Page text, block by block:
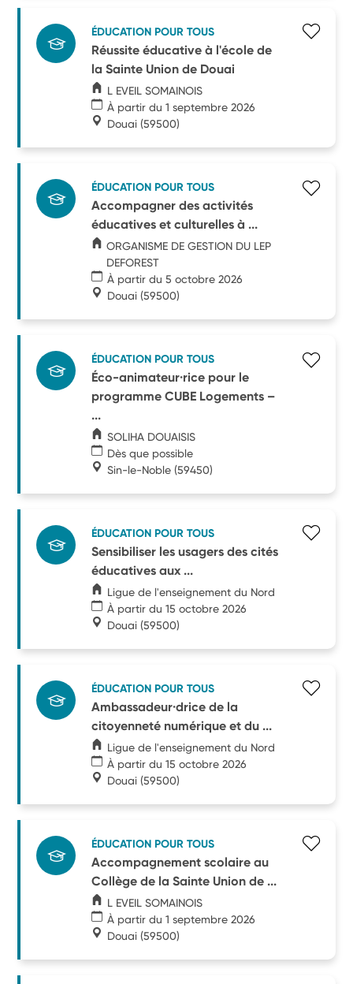
ÉDUCATION POUR TOUS
Réussite éducative à l'école de
la Sainte Union de Douai
L EVEIL SOMAINOIS
À partir du 1 septembre 2026
Douai (59500)
ÉDUCATION POUR TOUS
Accompagner des activités
éducatives et culturelles à ...
ORGANISME DE GESTION DU LEP
DEFOREST
À partir du 5 octobre 2026
Douai (59500)
ÉDUCATION POUR TOUS
Éco-animateur·rice pour le
programme CUBE Logements –
...
SOLIHA DOUAISIS
Dès que possible
Sin-le-Noble (59450)
ÉDUCATION POUR TOUS
Sensibiliser les usagers des cités
éducatives aux ...
Ligue de l'enseignement du Nord
À partir du 15 octobre 2026
Douai (59500)
ÉDUCATION POUR TOUS
Ambassadeur·drice de la
citoyenneté numérique et du ...
Ligue de l'enseignement du Nord
À partir du 15 octobre 2026
Douai (59500)
ÉDUCATION POUR TOUS
Accompagnement scolaire au
Collège de la Sainte Union de ...
L EVEIL SOMAINOIS
À partir du 1 septembre 2026
Douai (59500)